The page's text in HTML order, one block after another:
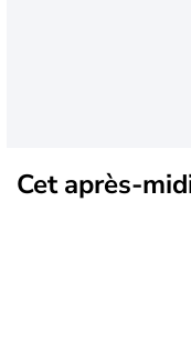
Cet après-